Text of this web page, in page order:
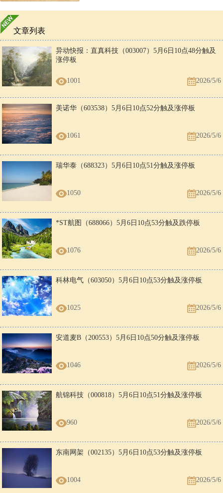
文章列表
异动快报：直真科技（003007）5月6日10点48分触及
涨停板
1001 2026/5/6
美诺华（603538）5月6日10点52分触及涨停板
1061 2026/5/6
瑞华泰（688323）5月6日10点51分触及涨停板
1050 2026/5/6
*ST航图（688066）5月6日10点53分触及跌停板
1076 2026/5/6
科林电气（603050）5月6日10点53分触及涨停板
1025 2026/5/6
安道麦B（200553）5月6日10点50分触及涨停板
1046 2026/5/6
航锦科技（000818）5月6日10点51分触及涨停板
960 2026/5/6
东南网架（002135）5月6日10点53分触及涨停板
1004 2026/5/6